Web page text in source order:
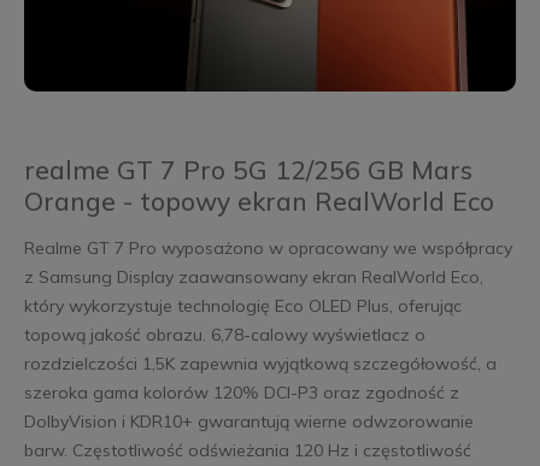
realme GT 7 Pro 5G 12/256 GB Mars
Orange - topowy ekran RealWorld Eco
Realme GT 7 Pro wyposażono w opracowany we współpracy
z Samsung Display zaawansowany ekran RealWorld Eco,
który wykorzystuje technologię Eco OLED Plus, oferując
topową jakość obrazu. 6,78-calowy wyświetlacz o
rozdzielczości 1,5K zapewnia wyjątkową szczegółowość, a
szeroka gama kolorów 120% DCI-P3 oraz zgodność z
DolbyVision i KDR10+ gwarantują wierne odwzorowanie
barw. Częstotliwość odświeżania 120 Hz i częstotliwość